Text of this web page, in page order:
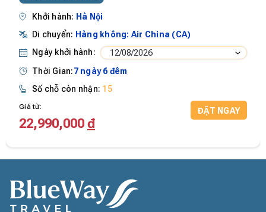
Khởi hành: Hà Nội
Di chuyển: Hàng không: Air China (CA)
Ngày khởi hành:
12/08/2026
Thời Gian:7 ngày 6 đêm
Số chỗ còn nhận: 15
Giá từ:
22,990,000 đ
ĐẶT NGAY